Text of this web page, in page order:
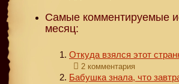
Самые комментируемые
месяц:
Откуда взялся этот
2 комментария
Бабушка знала, что